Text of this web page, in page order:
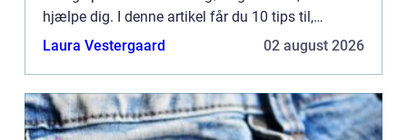
hjælpe dig. I denne artikel får du 10 tips til,
hvordan du får udført professionel
Laura Vestergaard 02 august 2026